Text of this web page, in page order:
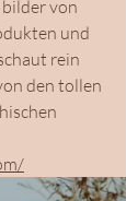
von
und
rein
den tollen